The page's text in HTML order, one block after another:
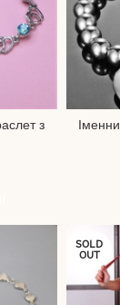
з
SOLD
OUT